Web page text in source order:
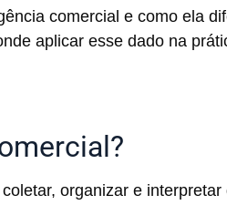
comercial e como ela
aplicar esse dado na
organizar e